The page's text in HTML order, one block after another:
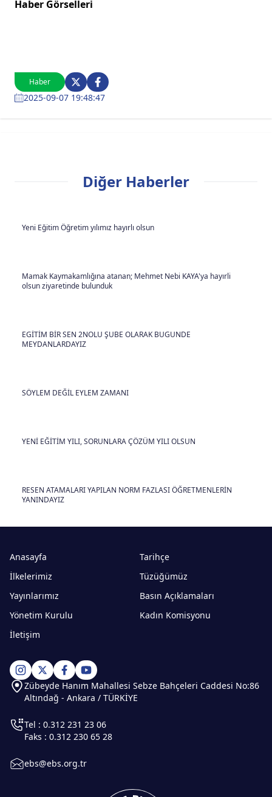
Haber
2025-09-07 19:48:47
Haber Görselleri
Diğer Haberler
Yeni Eğitim Öğretim yılımız hayırlı olsun
Mamak Kaymakamlığına atanan; Mehmet Nebi KAYA'ya hayırli
olsun ziyaretinde bulunduk
EGİTİM BİR SEN 2NOLU ŞUBE OLARAK BUGUNDE
MEYDANLARDAYIZ
SÖYLEM DEĞİL EYLEM ZAMANI
YENİ EĞİTİM YILI, SORUNLARA ÇÖZÜM YILI OLSUN
RESEN ATAMALARI YAPILAN NORM FAZLASI ÖĞRETMENLERİN
YANINDAYIZ
Anasayfa
Tarihçe
İlkelerimiz
Tüzüğümüz
Yayınlarımız
Basın Açıklamaları
Yönetim Kurulu
Kadın Komisyonu
İletişim
Zübeyde Hanım Mahallesi Sebze Bahçeleri Caddesi No:86
Altındağ - Ankara / TÜRKİYE
Tel : 0.312 231 23 06
Faks : 0.312 230 65 28
ebs@ebs.org.tr